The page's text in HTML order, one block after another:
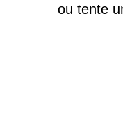
ou tente